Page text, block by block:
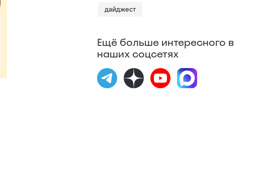
дайджест
Ещё больше интересного в
наших соцсетях